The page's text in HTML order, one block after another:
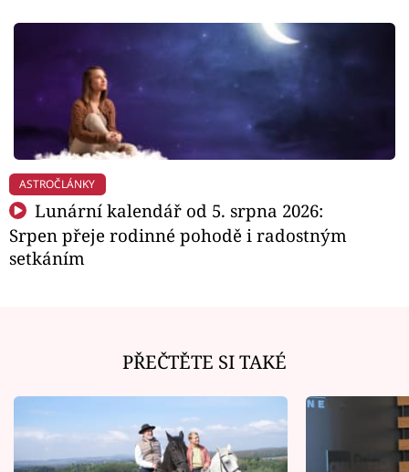
ASTROČLÁNKY
Lunární kalendář od 5. srpna 2026:
Srpen přeje rodinné pohodě i radostným
setkáním
PŘEČTĚTE SI TAKÉ